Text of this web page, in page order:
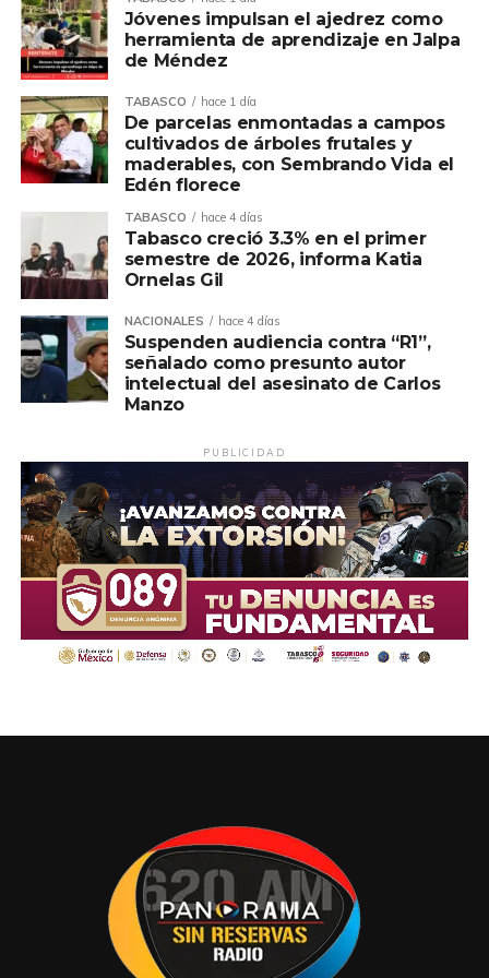
otros.
nuevos consultorios
Compartir en:
Jóvenes impulsan el ajedrez como
herramienta de aprendizaje en Jalpa
de Méndez
TABASCO hace 1 día
De parcelas enmontadas a campos
cultivados de árboles frutales y
maderables, con Sembrando Vida el
Edén florece
TABASCO hace 4 días
Tabasco creció 3.3% en el primer
semestre de 2026, informa Katia
Ornelas Gil
NACIONALES hace 4 días
Suspenden audiencia contra “R1”,
señalado como presunto autor
intelectual del asesinato de Carlos
Manzo
PUBLICIDAD